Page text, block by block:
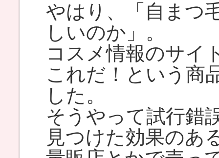
やはり、「自まつ
しいのか」。
コスメ情報のサイ
これだ！という商
した。
そうやって試行錯
見つけた効果のあ